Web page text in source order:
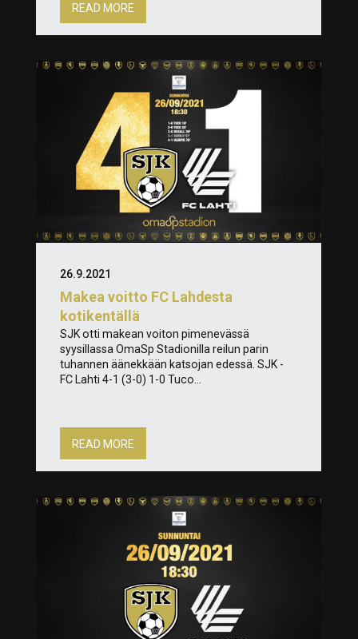
READ MORE
Makea voitto FC Lahdesta
kotikentällä
26.9.2021
SJK otti makean voiton pimenevässä
syysillassa OmaSp Stadionilla reilun parin
tuhannen äänekkään katsojan edessä. SJK -
FC Lahti 4-1 (3-0) 1-0 Tuco...
READ MORE